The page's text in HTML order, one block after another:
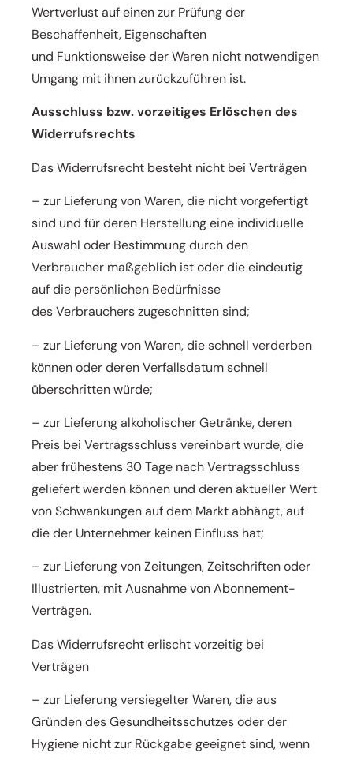
Wertverlust auf einen zur Prüfung der
Beschaffenheit, Eigenschaften
und Funktionsweise der Waren nicht notwendigen
Umgang mit ihnen zurückzuführen ist.
Ausschluss bzw. vorzeitiges Erlöschen des
Widerrufsrechts
Das Widerrufsrecht besteht nicht bei Verträgen
– zur Lieferung von Waren, die nicht vorgefertigt
sind und für deren Herstellung eine individuelle
Auswahl oder Bestimmung durch den
Verbraucher maßgeblich ist oder die eindeutig
auf die persönlichen Bedürfnisse
desVerbrauchers zugeschnitten sind;
– zur Lieferung von Waren, die schnell verderben
können oder deren Verfallsdatum schnell
überschritten würde;
– zur Lieferung alkoholischer Getränke, deren
Preis bei Vertragsschluss vereinbart wurde, die
aber frühestens 30 Tage nach Vertragsschluss
geliefert werden können und deren aktueller Wert
von Schwankungen auf dem Markt abhängt, auf
die der Unternehmer keinen Einfluss hat;
– zur Lieferung von Zeitungen, Zeitschriften oder
Illustrierten, mit Ausnahme von Abonnement-
Verträgen.
Das Widerrufsrecht erlischt vorzeitig bei
Verträgen
– zur Lieferung versiegelter Waren, die aus
Gründen des Gesundheitsschutzes oder der
Hygiene nicht zur Rückgabe geeignet sind, wenn